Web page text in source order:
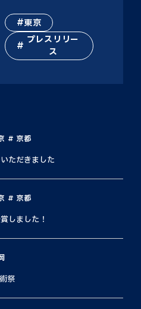
東京
プレスリリー
ス
京都
ただきました
京都
しました！
祭